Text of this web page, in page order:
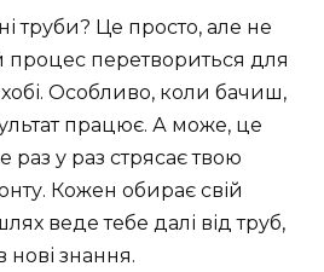
труби? Це просто, але не
перетвориться для
Особливо, коли бачиш,
працює. А може, це
раз у раз стрясає твою
Кожен обирає свій
веде тебе далі від труб,
нові знання.